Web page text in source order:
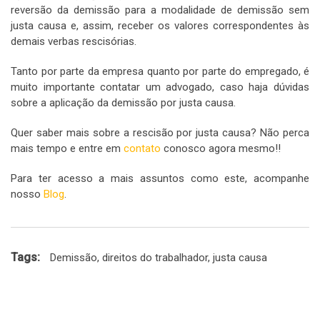
reversão da demissão para a modalidade de demissão sem
justa causa e, assim, receber os valores correspondentes às
demais verbas rescisórias.
Tanto por parte da empresa quanto por parte do empregado, é
muito importante contatar um advogado, caso haja dúvidas
sobre a aplicação da demissão por justa causa.
Quer saber mais sobre a rescisão por justa causa? Não perca
mais tempo e entre em contato conosco agora mesmo!!
Para ter acesso a mais assuntos como este, acompanhe
nosso Blog.
Tags: Demissão, direitos do trabalhador, justa causa